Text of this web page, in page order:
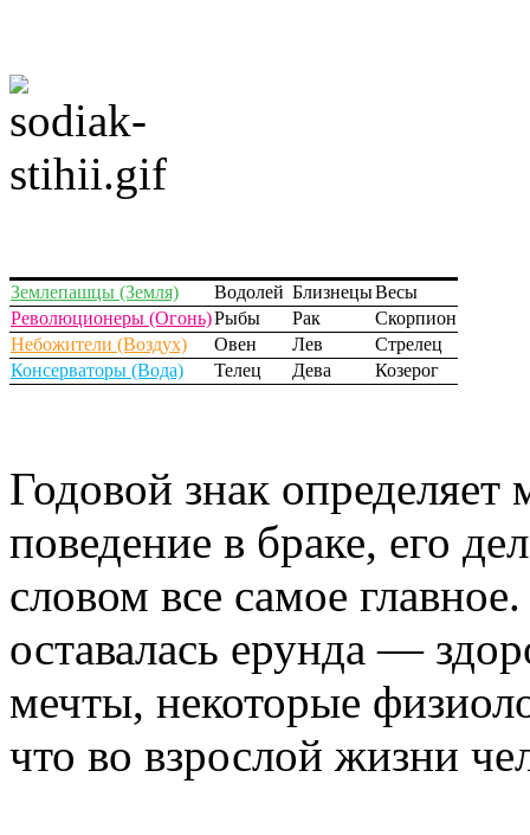
Землепашцы (Земля) Водолей БлизнецыВесы
Революционеры (Огонь)Рыбы Рак
Скорпион
Небожители (Воздух)
Овен Лев
Стрелец
Консерваторы (Вода)
Телец Дева Козерог
Годовой знак
поведение в браке, его
словом все самое
оставалась ерунда —
мечты, некоторые
что во взрослой жизни